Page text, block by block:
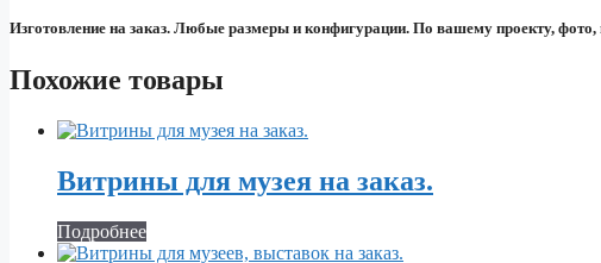
Изготовление на заказ. Любые размеры и конфигурации. По вашему проекту,
Похожие товары
Витрины для музея на заказ.
Подробнее